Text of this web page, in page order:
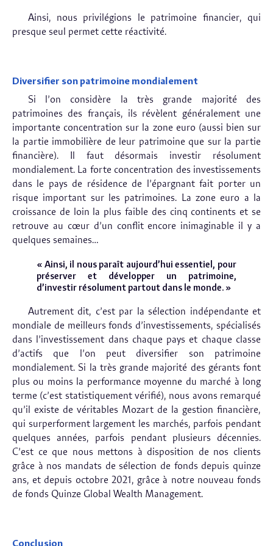
Ainsi, nous privilégions le patrimoine financier, qui
presque seul permet cette réactivité.
Diversifier son patrimoine mondialement
Si l’on considère la très grande majorité des
patrimoines des français, ils révèlent généralement une
importante concentration sur la zone euro (aussi bien sur
la partie immobilière de leur patrimoine que sur la partie
financière). Il faut désormais investir résolument
mondialement. La forte concentration des investissements
dans le pays de résidence de l’épargnant fait porter un
risque important sur les patrimoines. La zone euro a la
croissance de loin la plus faible des cinq continents et se
retrouve au cœur d’un conflit encore inimaginable il y a
quelques semaines…
« Ainsi, il nous paraît aujourd’hui essentiel, pour
préserver et développer un patrimoine,
d’investir résolument partout dans le monde. »
Autrement dit, c’est par la sélection indépendante et
mondiale de meilleurs fonds d’investissements, spécialisés
dans l’investissement dans chaque pays et chaque classe
d’actifs que l’on peut diversifier son patrimoine
mondialement. Si la très grande majorité des gérants font
plus ou moins la performance moyenne du marché à long
terme (c’est statistiquement vérifié), nous avons remarqué
qu’il existe de véritables Mozart de la gestion financière,
qui surperforment largement les marchés, parfois pendant
quelques années, parfois pendant plusieurs décennies.
C’est ce que nous mettons à disposition de nos clients
grâce à nos mandats de sélection de fonds depuis quinze
ans, et depuis octobre 2021, grâce à notre nouveau fonds
de fonds Quinze Global Wealth Management.